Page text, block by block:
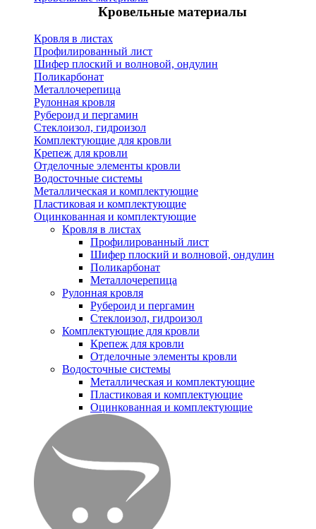
Кровельные материалы
Кровля в листах
Профилированный лист
Шифер плоский и волновой, ондулин
Поликарбонат
Металлочерепица
Рулонная кровля
Рубероид и пергамин
Стеклоизол, гидроизол
Комплектующие для кровли
Крепеж для кровли
Отделочные элементы кровли
Водосточные системы
Металлическая и комплектующие
Пластиковая и комплектующие
Оцинкованная и комплектующие
Кровля в листах
Профилированный лист
Шифер плоский и волновой, ондулин
Поликарбонат
Металлочерепица
Рулонная кровля
Рубероид и пергамин
Стеклоизол, гидроизол
Комплектующие для кровли
Крепеж для кровли
Отделочные элементы кровли
Водосточные системы
Металлическая и комплектующие
Пластиковая и комплектующие
Оцинкованная и комплектующие